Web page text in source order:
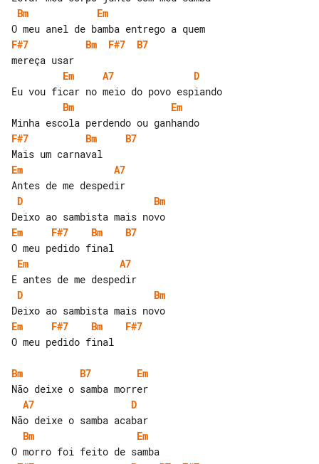
Bm
Em
F#7
Bm F#7
B7
Em
A7
D
Bm
Em
F#7
Bm
B7
Em
A7
D
Bm
Em
F#7 Bm
B7
Em
A7
D
Bm
Em
F#7 Bm
F#7
O meu pedido final
Bm B7
Em
A7
D
Bm
Em